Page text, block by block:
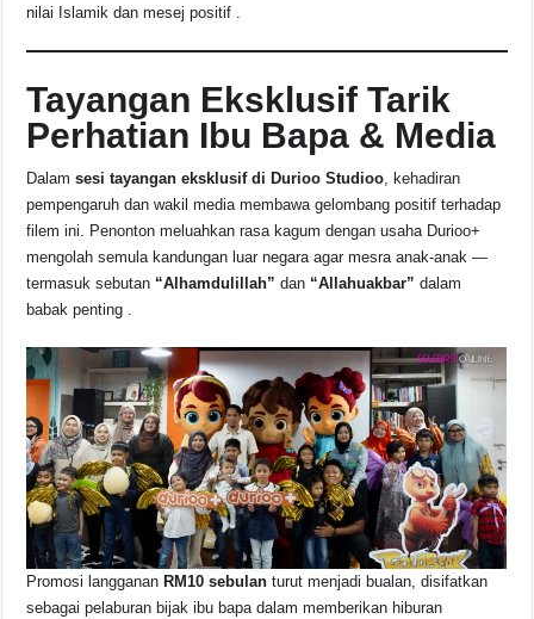
o
k
p
s
n
k
nilai Islamik dan mesej positif .
Tayangan Eksklusif Tarik
Perhatian Ibu Bapa & Media
Dalamsesi tayangan eksklusif di Durioo Studioo, kehadiran
pempengaruh dan wakil media membawa gelombang positif terhadap
filem ini. Penonton meluahkan rasa kagum dengan usaha Durioo+
mengolah semula kandungan luar negara agar mesra anak-anak —
termasuk sebutan “Alhamdulillah” dan “Allahuakbar” dalam
babak penting .
Promosi langganan RM10 sebulan turut menjadi bualan, disifatkan
sebagai pelaburan bijak ibu bapa dalam memberikan hiburan